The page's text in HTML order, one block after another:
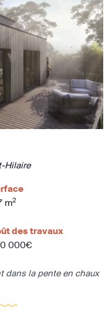
Hilaire
m2
des travaux
000€
dans la pente en chaux